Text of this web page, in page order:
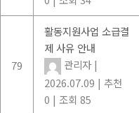
79
활동지원사업 소급결
제 사유 안내
관리자 |
2026.07.09 | 추천
0 | 조회 85